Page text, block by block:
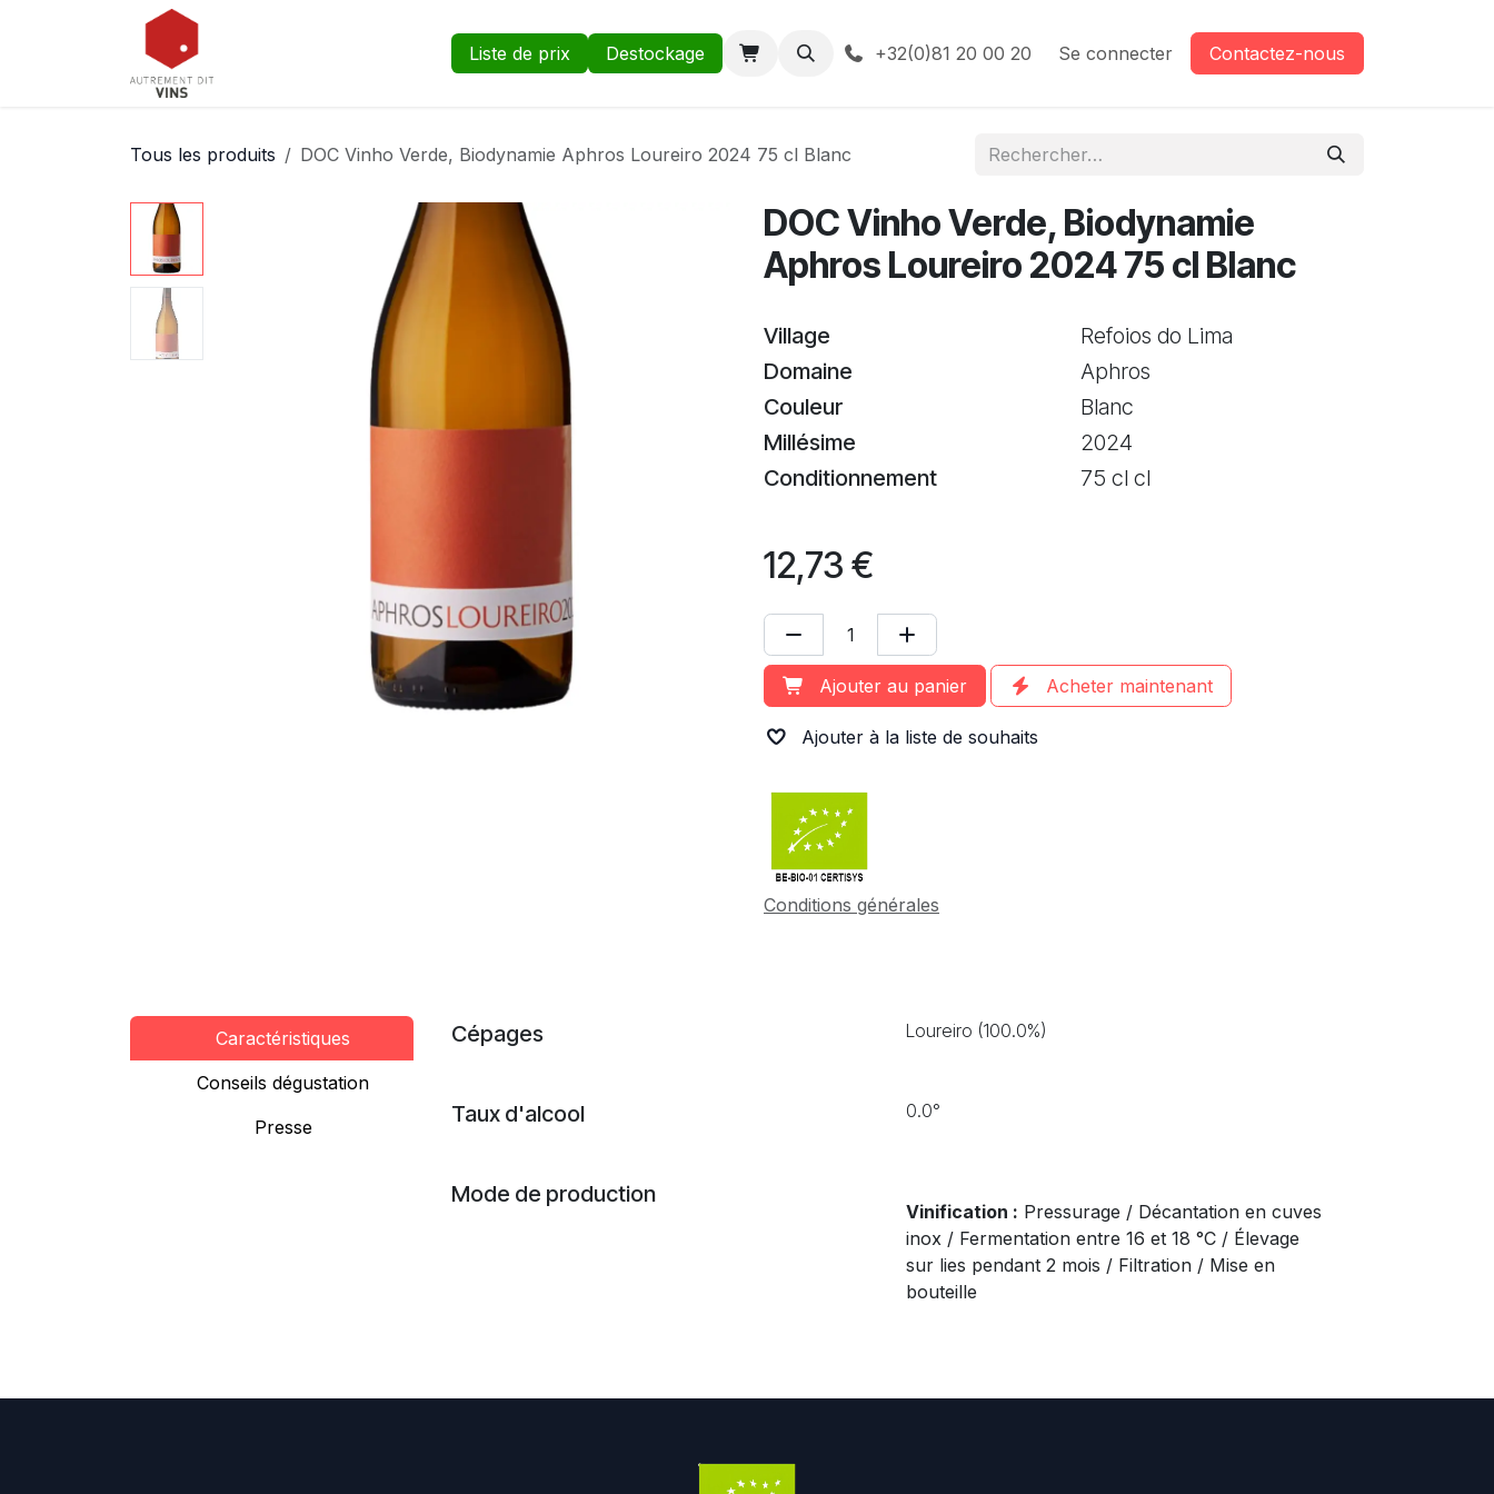
Se rendre au contenu
Liste de prix Destockage +32(0)81 20 00 20 Se connecter Contactez-nous
Tous les produits DOC Vinho Verde, Biodynamie Aphros Loureiro 2024 75 cl Blanc
DOC Vinho Verde, Biodynamie
Aphros Loureiro 2024 75 cl Blanc
Village
Refoios do Lima
Domaine
Aphros
Couleur
Blanc
Millésime
2024
Conditionnement
75 cl cl
12,73 €
Ajouter au panier Acheter maintenant
Ajouter à la liste de souhaits
Conditions générales
Caractéristiques
Conseils dégustation
Presse
Cépages Loureiro (100.0%)
Taux d'alcool 0.0°
Mode de production
Vinification : Pressurage / Décantation en cuves
inox / Fermentation entre 16 et 18 °C / Élevage
sur lies pendant 2 mois / Filtration / Mise en
bouteille